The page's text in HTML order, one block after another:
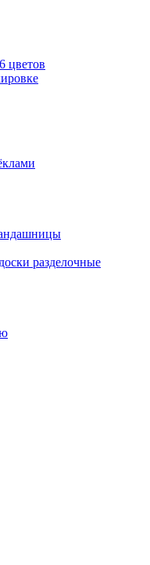
цветов
разделочные